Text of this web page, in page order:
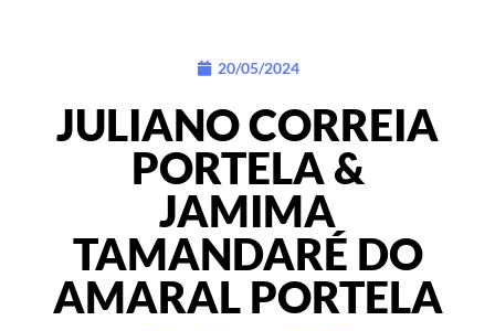
20/05/2024
JULIANO CORREIA
PORTELA &
JAMIMA
TAMANDARÉ DO
AMARAL PORTELA